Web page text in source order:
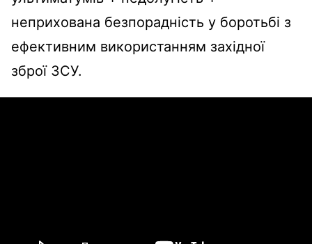
неприхована безпорадність у боротьбі з
ефективним використанням західної
зброї ЗСУ.